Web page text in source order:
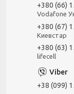
+380 (66)
Vodafone
+380 (67)
Киевстар
+380 (63)
lifecell
+38 (099)